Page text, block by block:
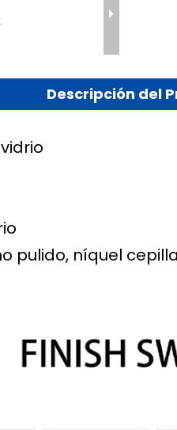
Descripción del
pulido, níquel